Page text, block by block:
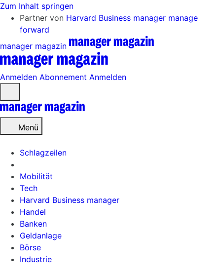
Zum Inhalt springen
Partner von Harvard Business manager manage
forward
manager magazin
Anmelden Abonnement Anmelden
öffnen
Menü
Schlagzeilen
Mobilität
Tech
Harvard Business manager
Handel
Banken
Geldanlage
Börse
Industrie